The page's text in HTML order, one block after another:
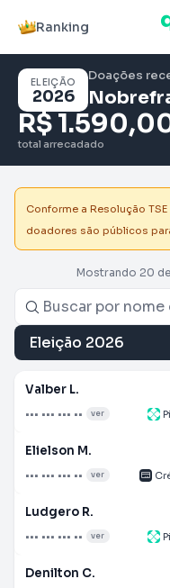
Ranking
ELEIÇÃO
2026
Doações
R$
total arrecadado
Conforme a Resolução
doadores são públicos
Mostrando 20
Valber L.
••• ••• ••• •• ver
Elielson M.
••• ••• ••• •• ver
Ludgero R.
••• ••• ••• •• ver
Denilton C.